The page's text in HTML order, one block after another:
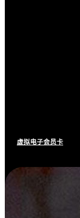
虚拟电子会员卡